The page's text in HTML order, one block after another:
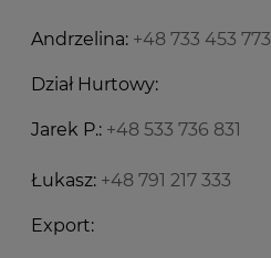
Andrzelina: +48 733 453 773
Dział Hurtowy:
Jarek P.: +48 533 736 831
Łukasz: +48 791 217 333
Export: